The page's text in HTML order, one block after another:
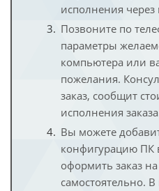
исполнения через
Позвоните по
параметры
компьютера или
пожелания.
заказ, сообщит
исполнения
Вы можете
конфигурацию ПК
оформить заказ на
самостоятельно.